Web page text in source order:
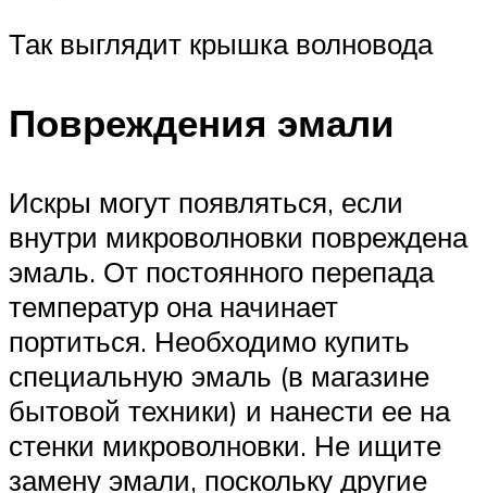
Так выглядит крышка волновода
Повреждения эмали
Искры могут появляться, если
внутри микроволновки повреждена
эмаль. От постоянного перепада
температур она начинает
портиться. Необходимо купить
специальную эмаль (в магазине
бытовой техники) и нанести ее на
стенки микроволновки. Не ищите
замену эмали, поскольку другие